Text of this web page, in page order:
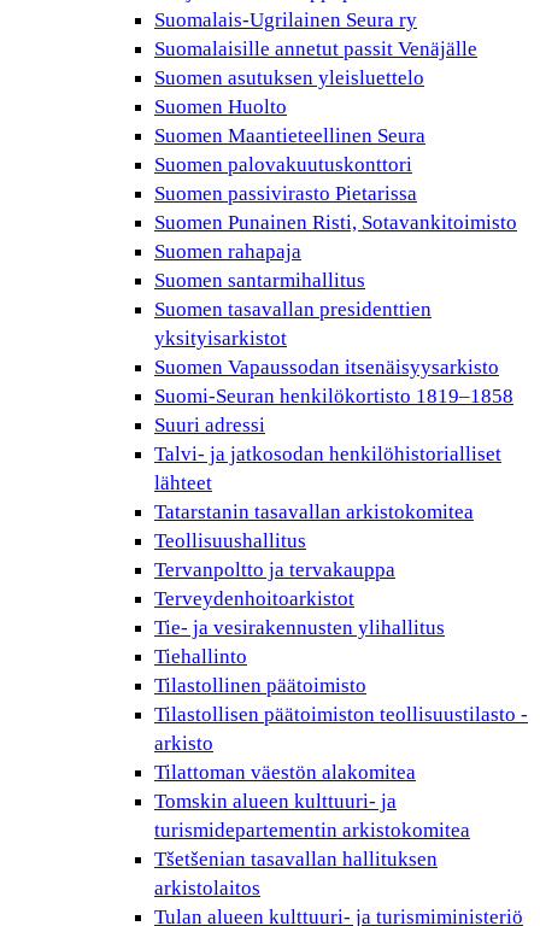
Suomalais-Ugrilainen Seura ry
Suomalaisille annetut passit Venäjälle
Suomen asutuksen yleisluettelo
Suomen Huolto
Suomen Maantieteellinen Seura
Suomen palovakuutuskonttori
Suomen passivirasto Pietarissa
Suomen Punainen Risti, Sotavankitoimisto
Suomen rahapaja
Suomen santarmihallitus
Suomen tasavallan presidenttien
yksityisarkistot
Suomen Vapaussodan itsenäisyysarkisto
Suomi-Seuran henkilökortisto 1819–1858
Suuri adressi
Talvi- ja jatkosodan henkilöhistorialliset
lähteet
Tatarstanin tasavallan arkistokomitea
Teollisuushallitus
Tervanpoltto ja tervakauppa
Terveydenhoitoarkistot
Tie- ja vesirakennusten ylihallitus
Tiehallinto
Tilastollinen päätoimisto
Tilastollisen päätoimiston teollisuustilasto -
arkisto
Tilattoman väestön alakomitea
Tomskin alueen kulttuuri- ja
turismidepartementin arkistokomitea
Tšetšenian tasavallan hallituksen
arkistolaitos
Tulan alueen kulttuuri- ja turismiministeriö